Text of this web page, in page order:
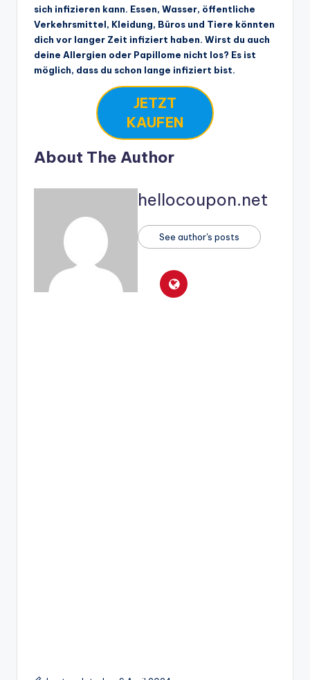
sich infizieren kann. Essen, Wasser, öffentliche
Verkehrsmittel, Kleidung, Büros und Tiere könnten
dich vor langer Zeit infiziert haben. Wirst du auch
deine Allergien oder Papillome nicht los? Es ist
möglich, dass du schon lange infiziert bist.
JETZT
KAUFEN
About The Author
hellocoupon.net
See author's posts